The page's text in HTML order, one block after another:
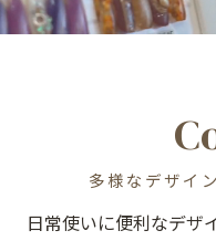
多様なデザイ
日常使いに便利なデザ